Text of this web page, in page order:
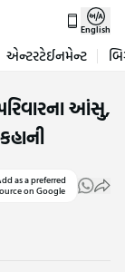
English
એન્ટરટેઈનમેન્ટ
આંસુ,
as a preferred
on Google